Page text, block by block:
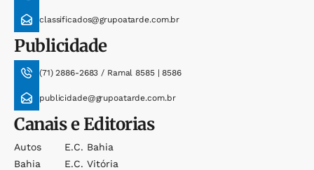
classificados@grupoatarde.com.br
Publicidade
(71) 2886-2683 / Ramal 8585 | 8586
publicidade@grupoatarde.com.br
Canais e Editorias
Autos
Bahia
E.c. Bahia
E.c. Vitória